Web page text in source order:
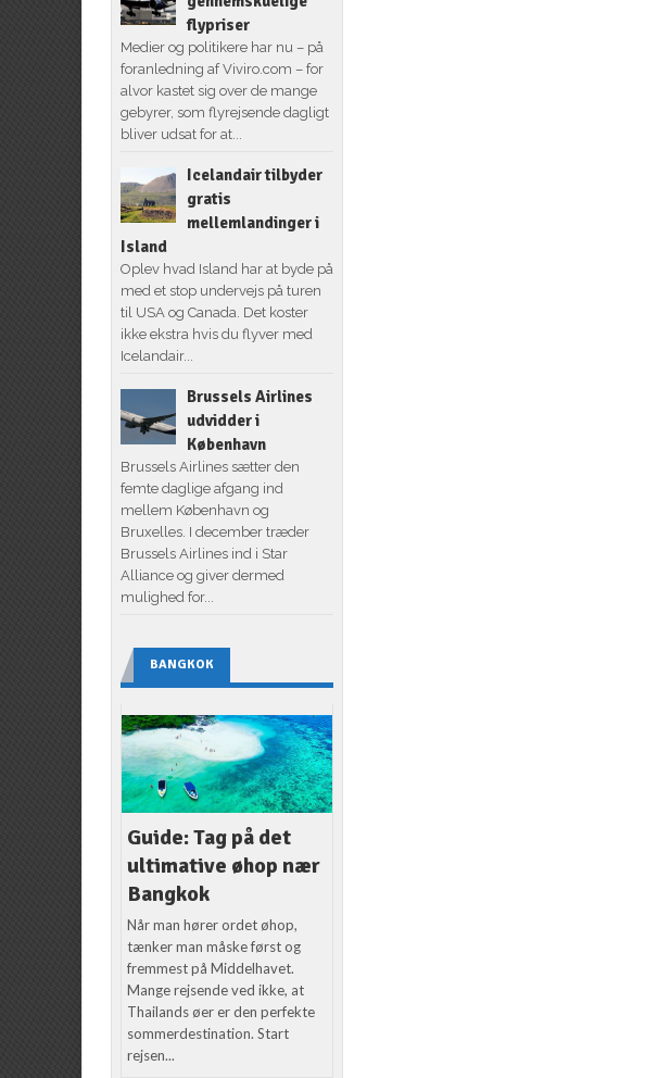
flypriser
Medier og politikere har nu – på
foranledning af Viviro.com – for
alvor kastet sig over de mange
gebyrer, som flyrejsende dagligt
bliver udsat for at...
Icelandair tilbyder
gratis
mellemlandinger i
Island
Oplev hvad Island har at byde på
med et stop undervejs på turen
til USA og Canada. Det koster
ikke ekstra hvis du flyver med
Icelandair...
Brussels Airlines
udvidder i
København
Brussels Airlines sætter den
femte daglige afgang ind
mellem København og
Bruxelles. I december træder
Brussels Airlines ind i Star
Alliance og giver dermed
mulighed for...
BANGKOK
Guide: Tag på det
ultimative øhop nær
Bangkok
Når man hører ordet øhop,
tænker man måske først og
fremmest på Middelhavet.
Mange rejsende ved ikke, at
Thailands øer er den perfekte
sommerdestination. Start
rejsen...